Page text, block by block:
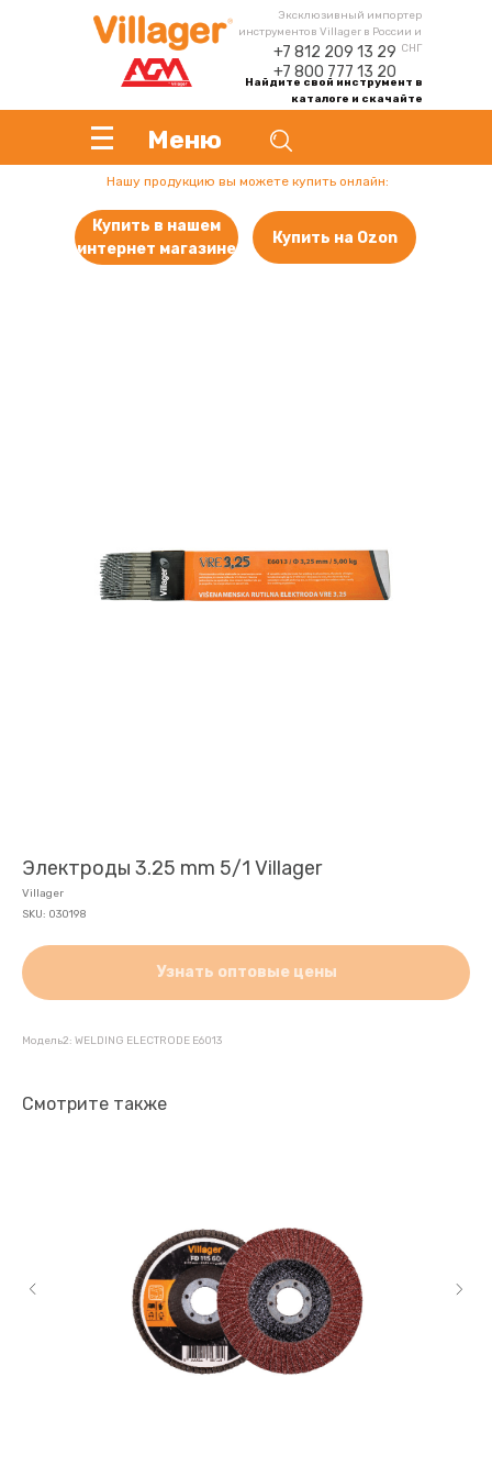
Эксклюзивный импортер
инструментов Villager в России и
СНГ
Найдите свой инструмент в
каталоге и скачайте
+7 812 209 13 29
+7 800 777 13 20
Меню
Нашу продукцию вы можете купить онлайн:
Купить в нашем
интернет магазине
Купить на Ozon
Электроды 3.25 mm 5/1 Villager
Villager
SKU: 030198
Узнать оптовые цены
Модель2: WELDING ELECTRODE E6013
Смотрите также